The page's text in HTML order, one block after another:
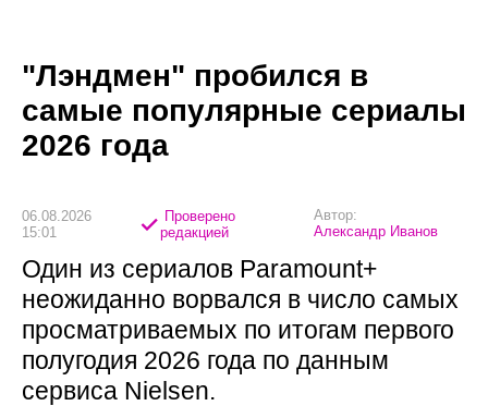
"Лэндмен" пробился в
самые популярные сериалы
2026 года
06.08.2026
15:01
Проверено
редакцией
Автор:
Александр Иванов
Один из сериалов Paramount+
неожиданно ворвался в число самых
просматриваемых по итогам первого
полугодия 2026 года по данным
сервиса Nielsen.